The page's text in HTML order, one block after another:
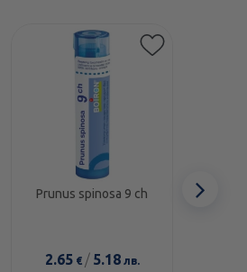
Prunus spinosa 9 ch
2.65€ / 5.18лв.